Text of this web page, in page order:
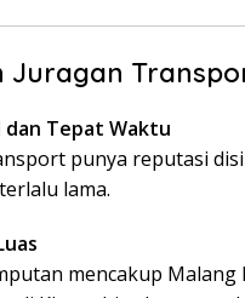
Juragan
dan Tepat Waktu
punya reputasi
lama.
mencakup